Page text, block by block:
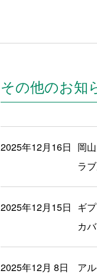
その他のお知
2025年12月16日 岡
ラ
2025年12月15日 ギ
カ
2025年12月 8日
ア